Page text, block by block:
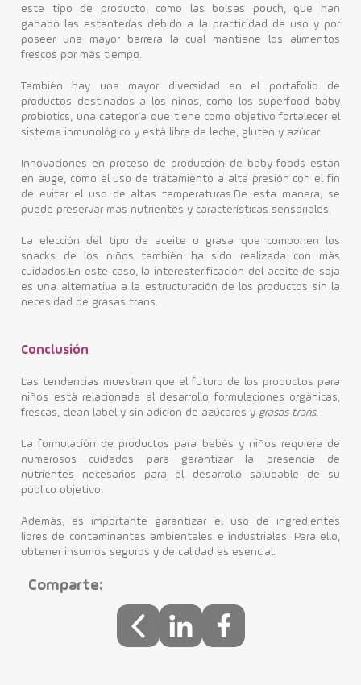
este tipo de producto, como las bolsas pouch, que han
ganado las estanterías debido a la practicidad de uso y por
poseer una mayor barrera la cual mantiene los alimentos
frescos por más tiempo.
También hay una mayor diversidad en el portafolio de
productos destinados a los niños, como los superfood baby
probiotics, una categoría que tiene como objetivo fortalecer el
sistema inmunológico y está libre de leche, gluten y azúcar.
Innovaciones en proceso de producción de baby foods están
en auge, como el uso de tratamiento a alta presión con el fin
de evitar el uso de altas temperaturas.De esta manera, se
puede preservar más nutrientes y características sensoriales.
La elección del tipo de aceite o grasa que componen los
snacks de los niños también ha sido realizada con más
cuidados.En este caso, la interesterificación del aceite de soja
es una alternativa a la estructuración de los productos sin la
necesidad de grasas trans.
Conclusión
Las tendencias muestran que el futuro de los productos para
niños está relacionada al desarrollo formulaciones orgánicas,
frescas, clean label y sin adición de azúcares y grasas trans.
La formulación de productos para bebés y niños requiere de
numerosos cuidados para garantizar la presencia de
nutrientes necesarios para el desarrollo saludable de su
público objetivo.
Además, es importante garantizar el uso de ingredientes
libres de contaminantes ambientales e industriales. Para ello,
obtener insumos seguros y de calidad es esencial.
Comparte: